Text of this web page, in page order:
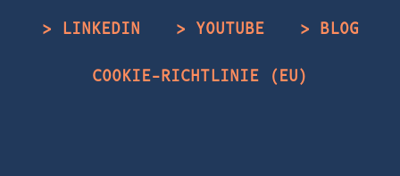
> LINKEDIN > YOUTUBE > BLOG
COOKIE-RICHTLINIE (EU)